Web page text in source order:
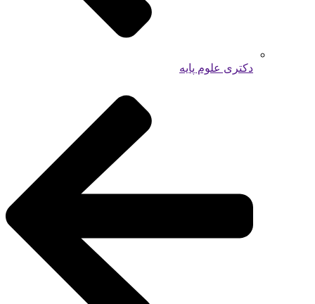
دکتری علوم پایه